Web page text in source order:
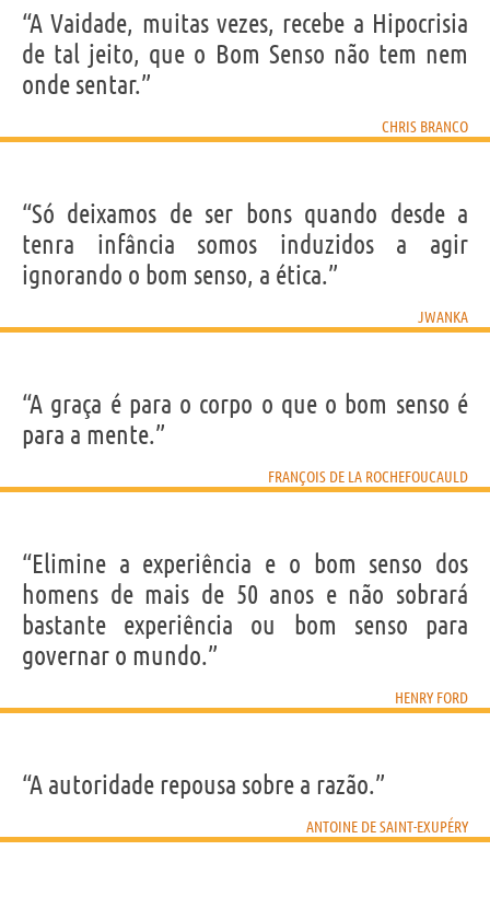
“A Vaidade, muitas vezes, recebe a Hipocrisia
de tal jeito, que o Bom Senso não tem nem
onde sentar.”
CHRIS BRANCO
“Só deixamos de ser bons quando desde a
tenra infância somos induzidos a agir
ignorando o bom senso, a ética.”
JWANKA
“A graça é para o corpo o que o bom senso é
para a mente.”
FRANÇOIS DE LA ROCHEFOUCAULD
“Elimine a experiência e o bom senso dos
homens de mais de 50 anos e não sobrará
bastante experiência ou bom senso para
governar o mundo.”
HENRY FORD
“A autoridade repousa sobre a razão.”
ANTOINE DE SAINT-EXUPÉRY